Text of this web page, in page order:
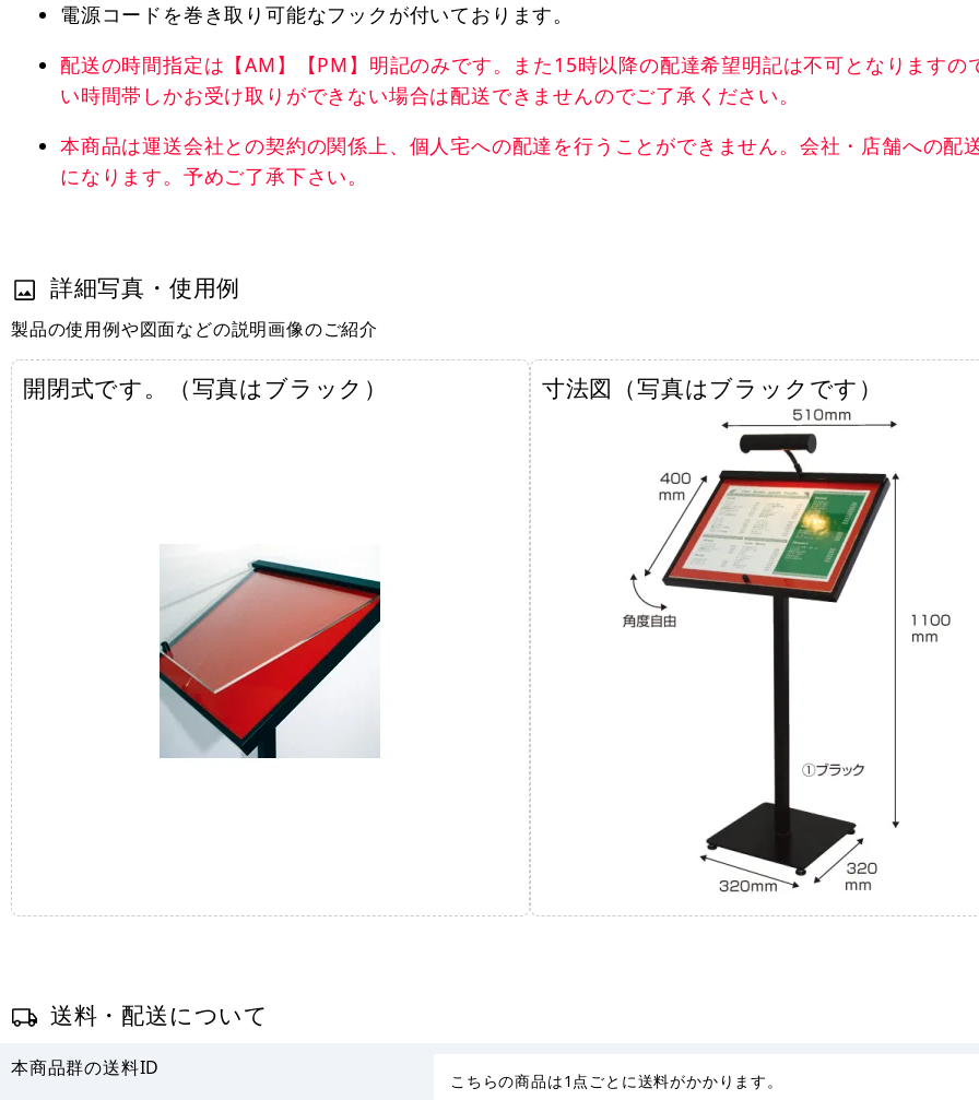
電源コードを巻き取り可能なフックが付いております。
配送の時間指定は【AM】【PM】明記のみです。また15時以降の配達希望明記は不可となりますの
い時間帯しかお受け取りができない場合は配送できませんのでご了承ください。
本商品は運送会社との契約の関係上、個人宅への配達を行うことができません。会社・店舗への配
になります。予めご了承下さい。
詳細写真・使用例
製品の使用例や図面などの説明画像のご紹介
開閉式です。（写真はブラック） 寸法図（写真はブラックです）
送料・配送について
本商品群の送料ID
こちらの商品は1点ごとに送料がかかります。